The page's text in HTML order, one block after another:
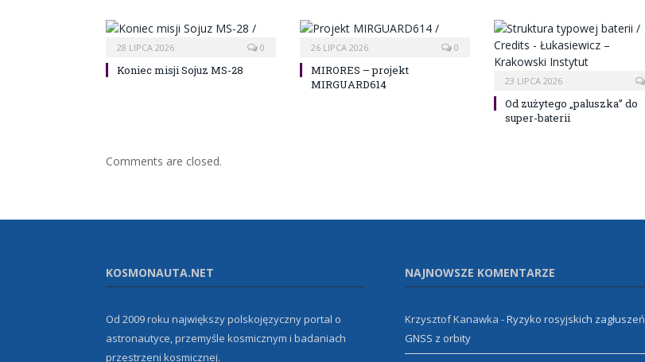
28 LIPCA 2026 0
Koniec misji Sojuz MS-28
26 LIPCA 2026 0
MIRORES – projekt
MIRGUARD614
23 LIPCA 2026
Od zużytego „paluszka” do
super-baterii
Comments are closed.
KOSMONAUTA.NET
Od 2009 roku największy polskojęzyczny portal o
astronautyce, przemyśle kosmicznym i badaniach
przestrzeni kosmicznej.
NAJNOWSZE KOMENTARZE
Krzysztof Kanawka -Ryzyko rosyjskich zagłuszeń
GNSS z orbity